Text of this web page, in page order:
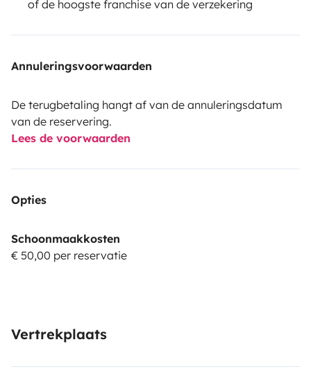
of de hoogste franchise van de verzekering
Annuleringsvoorwaarden
De terugbetaling hangt af van de annuleringsdatum
van de reservering.
Lees de voorwaarden
Opties
Schoonmaakkosten
€ 50,00 per reservatie
Vertrekplaats